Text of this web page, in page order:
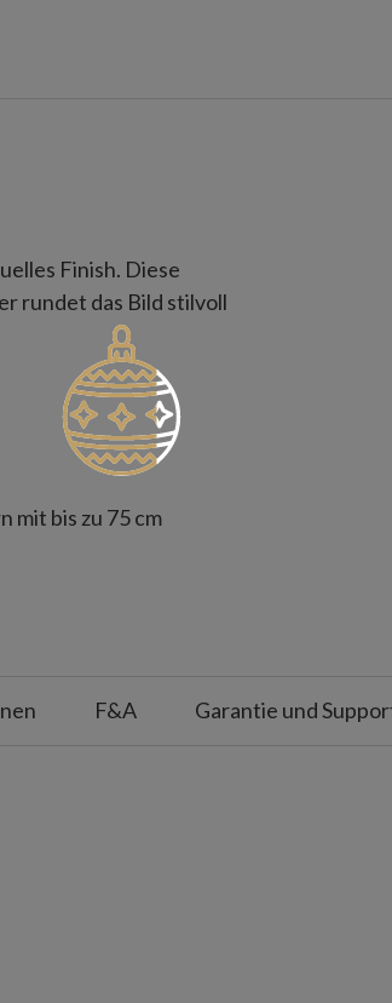
Finish. Diese
rundet das Bild stilvoll
mit bis zu 75 cm
F&A Garantie und